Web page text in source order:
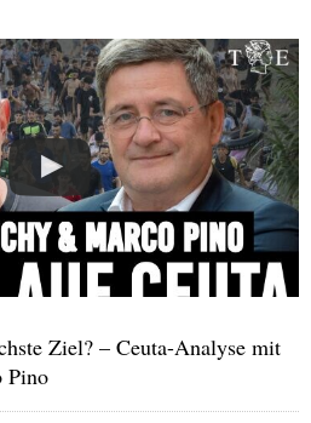
Ziel? – Ceuta-Analyse mit
Pino